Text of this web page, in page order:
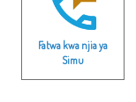
Fatwa kwa njia ya
Simu